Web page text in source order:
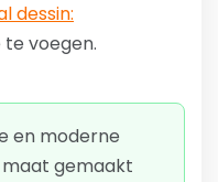
dessin:
te voegen.
en moderne
gemaakt